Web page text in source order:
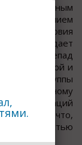
давлением
условия
перепад
ванной и
группы
начальному
концентраций
что,
поверхностью